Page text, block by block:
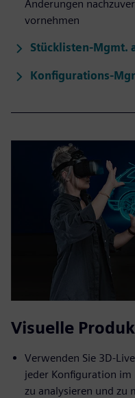
Änderungen
vornehmen
Stücklisten-Mgmt.
Konfigurations-
Visuelle
Verwenden Sie 3D-
jeder Konfiguration im
zu analysieren und zu